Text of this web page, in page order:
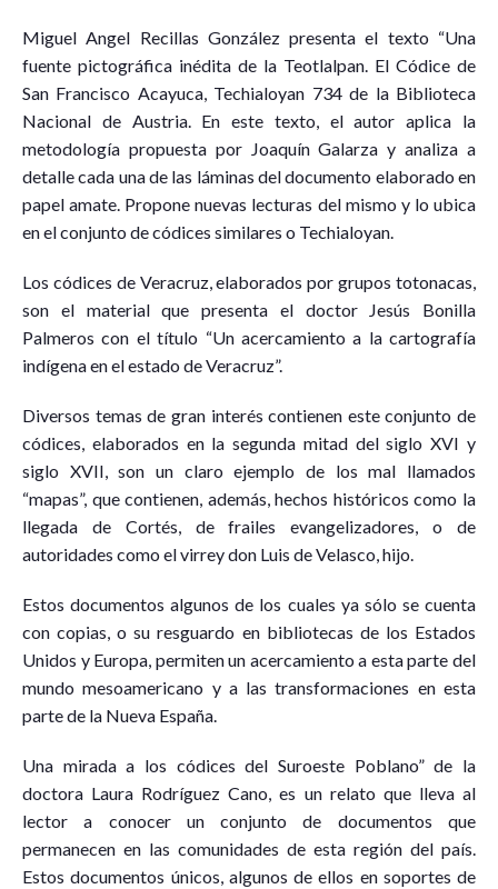
Miguel Angel Recillas González presenta el texto “Una
fuente pictográfica inédita de la Teotlalpan. El Códice de
San Francisco Acayuca, Techialoyan 734 de la Biblioteca
Nacional de Austria. En este texto, el autor aplica la
metodología propuesta por Joaquín Galarza y analiza a
detalle cada una de las láminas del documento elaborado en
papel amate. Propone nuevas lecturas del mismo y lo ubica
en el conjunto de códices similares o Techialoyan.
Los códices de Veracruz, elaborados por grupos totonacas,
son el material que presenta el doctor Jesús Bonilla
Palmeros con el título “Un acercamiento a la cartografía
indígena en el estado de Veracruz”.
Diversos temas de gran interés contienen este conjunto de
códices, elaborados en la segunda mitad del siglo XVI y
siglo XVII, son un claro ejemplo de los mal llamados
“mapas”, que contienen, además, hechos históricos como la
llegada de Cortés, de frailes evangelizadores, o de
autoridades como el virrey don Luis de Velasco, hijo.
Estos documentos algunos de los cuales ya sólo se cuenta
con copias, o su resguardo en bibliotecas de los Estados
Unidos y Europa, permiten un acercamiento a esta parte del
mundo mesoamericano y a las transformaciones en esta
parte de la Nueva España.
Una mirada a los códices del Suroeste Poblano” de la
doctora Laura Rodríguez Cano, es un relato que lleva al
lector a conocer un conjunto de documentos que
permanecen en las comunidades de esta región del país.
Estos documentos únicos, algunos de ellos en soportes de